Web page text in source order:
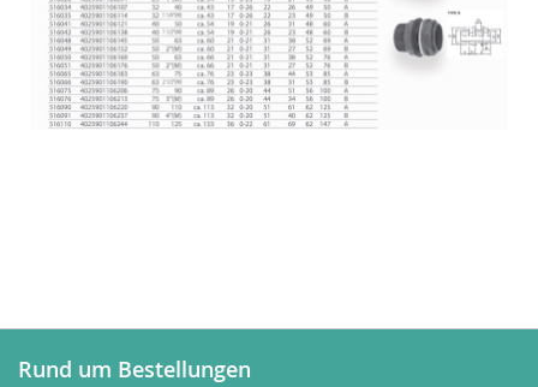
Rund um Bestellungen